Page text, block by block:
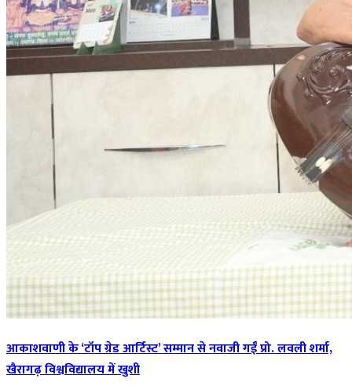
आकाशवाणी के ‘टॉप ग्रेड आर्टिस्ट’ सम्मान से नवाजी गईं प्रो. लवली शर्मा,
खैरागढ़ विश्वविद्यालय में खुशी